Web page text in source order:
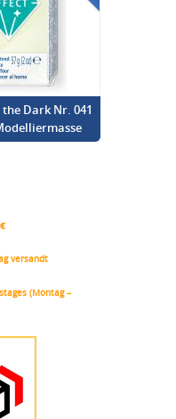
Dark Nr. 041
versandt
(Montag –